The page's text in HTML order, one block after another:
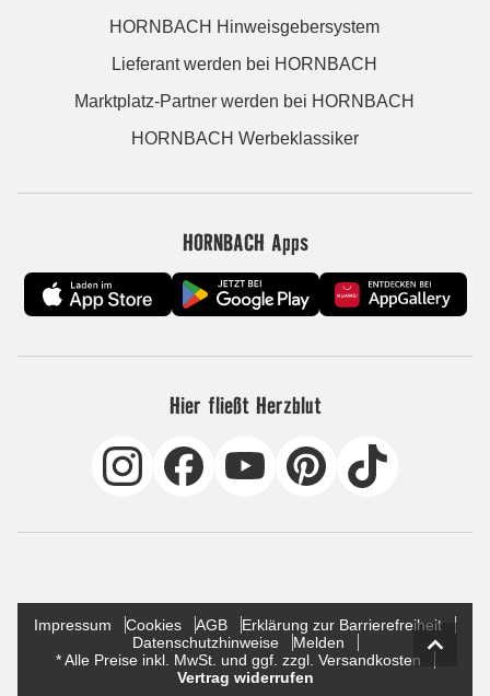
HORNBACH Hinweisgebersystem
Lieferant werden bei HORNBACH
Marktplatz-Partner werden bei HORNBACH
HORNBACH Werbeklassiker
HORNBACH Apps
Hier fließt Herzblut
Impressum Cookies AGB
Erklärung zur Barrierefreiheit
Datenschutzhinweise
Melden
* Alle Preise inkl. MwSt. und ggf. zzgl. Versandkosten
Vertrag widerrufen